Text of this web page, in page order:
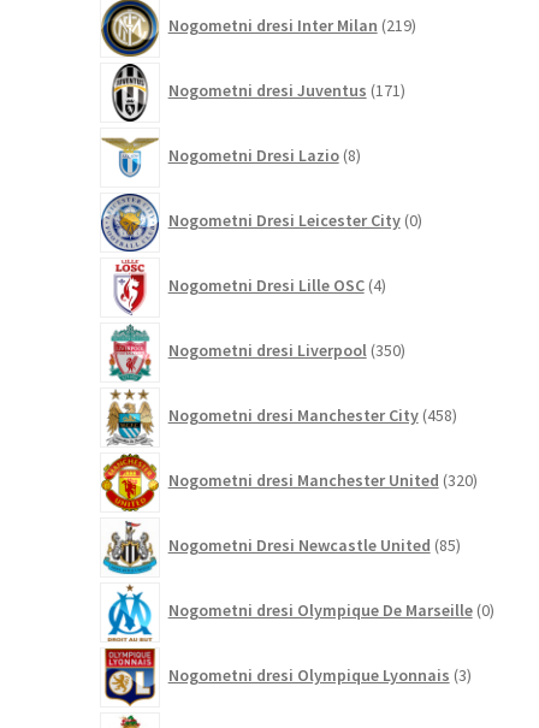
Nogometni dresi Inter Milan 219izdelkov
Nogometni dresi Juventus 171izdelkov
Nogometni Dresi Lazio 8izdelkov
Nogometni Dresi Leicester City 0izdelkov
Nogometni Dresi Lille OSC 4izdelki
Nogometni dresi Liverpool 350izdelkov
Nogometni dresi Manchester City 458izdelkov
Nogometni dresi Manchester United 320izdelkov
Nogometni Dresi Newcastle United 85izdelkov
Nogometni dresi Olympique De Marseille 0
Nogometni dresi Olympique Lyonnais 3izdelki